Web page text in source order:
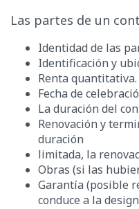
Las partes de un
Identidad de las
Identificación y
Renta quantitativa.
Fecha de
La duración del
Renovación y
duración
limitada, la
Obras (si las
Garantía (posible
conduce a la